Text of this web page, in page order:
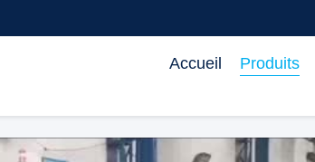
Accueil Produits